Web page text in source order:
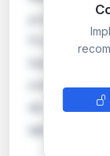
Provincial
inmueble,
de 2.500
ejecutados